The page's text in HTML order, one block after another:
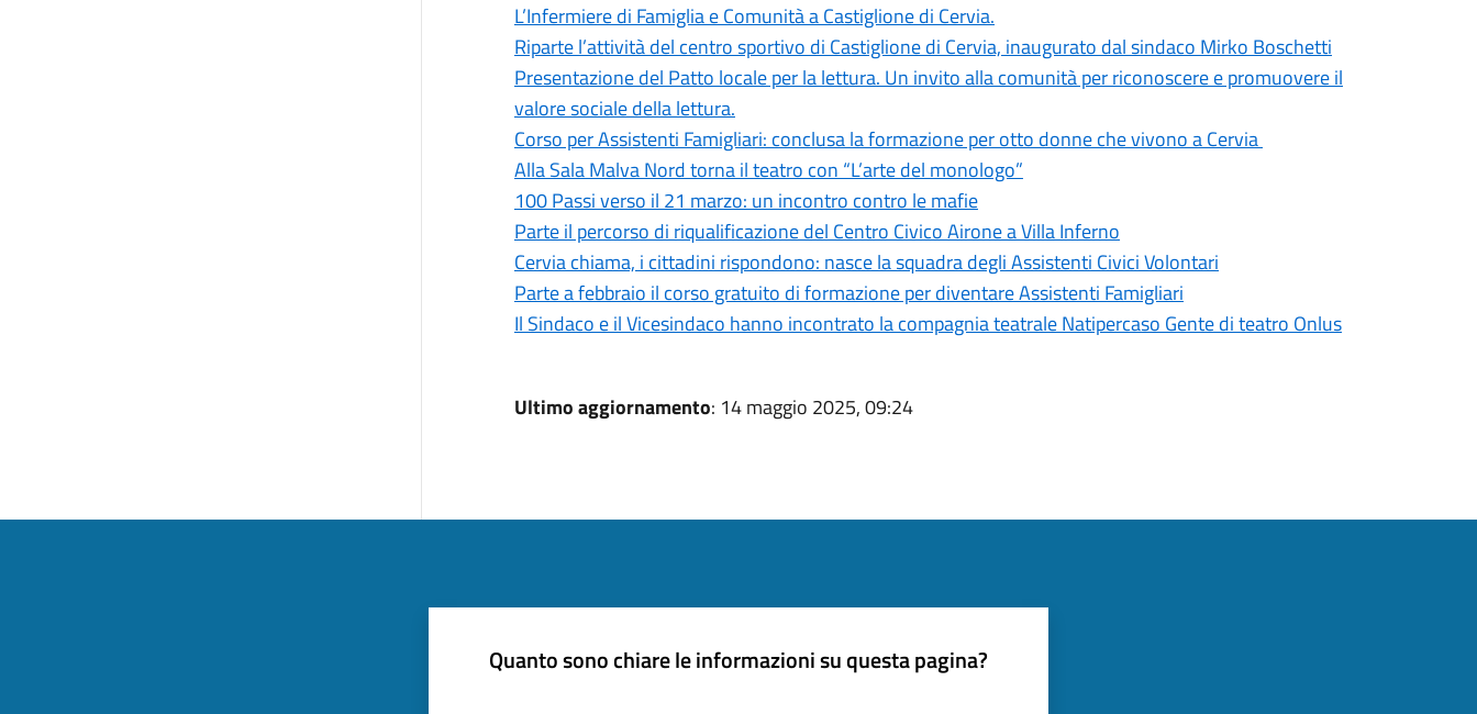
L’Infermiere di Famiglia e Comunità a Castiglione di Cervia.
Riparte l’attività del centro sportivo di Castiglione di Cervia, inaugurato dal sindaco Mirko Boschetti
Presentazione del Patto locale per la lettura. Un invito alla comunità per riconoscere e promuovere il
valore sociale della lettura.
Corso per Assistenti Famigliari: conclusa la formazione per otto donne che vivono a Cervia
Alla Sala Malva Nord torna il teatro con “L’arte del monologo”
100 Passi verso il 21 marzo: un incontro contro le mafie
Parte il percorso di riqualificazione del Centro Civico Airone a Villa Inferno
Cervia chiama, i cittadini rispondono: nasce la squadra degli Assistenti Civici Volontari
Parte a febbraio il corso gratuito di formazione per diventare Assistenti Famigliari
Il Sindaco e il Vicesindaco hanno incontrato la compagnia teatrale Natipercaso Gente di teatro Onlus
Ultimo aggiornamento: 14 maggio 2025, 09:24
Quanto sono chiare le informazioni su questa pagina?